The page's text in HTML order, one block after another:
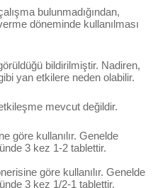
bulunmadığından,
döneminde kullanılması
bildirilmiştir. Nadiren,
yan etkilere neden olabilir.
mevcut değildir.
göre kullanılır. Genelde
3 kez 1-2 tablettir.
göre kullanılır. Genelde
3 kez 1/2-1 tablettir.